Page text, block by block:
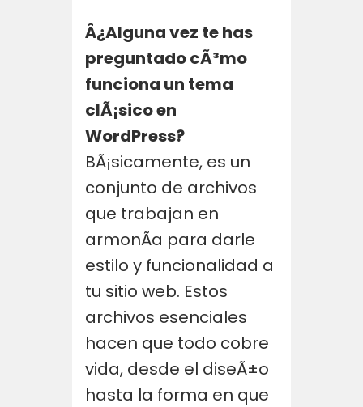
Â¿Alguna vez te has
preguntado cÃ³mo
funciona un tema
clÃ¡sico en
WordPress?
BÃ¡sicamente, es un
conjunto de archivos
que trabajan en
armonÃ­a para darle
estilo y funcionalidad a
tu sitio web. Estos
archivos esenciales
hacen que todo cobre
vida, desde el diseÃ±o
hasta la forma en que